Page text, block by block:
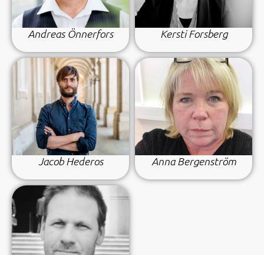
Andreas Önnerfors Kersti Forsberg
Jacob Hederos Anna Bergenström